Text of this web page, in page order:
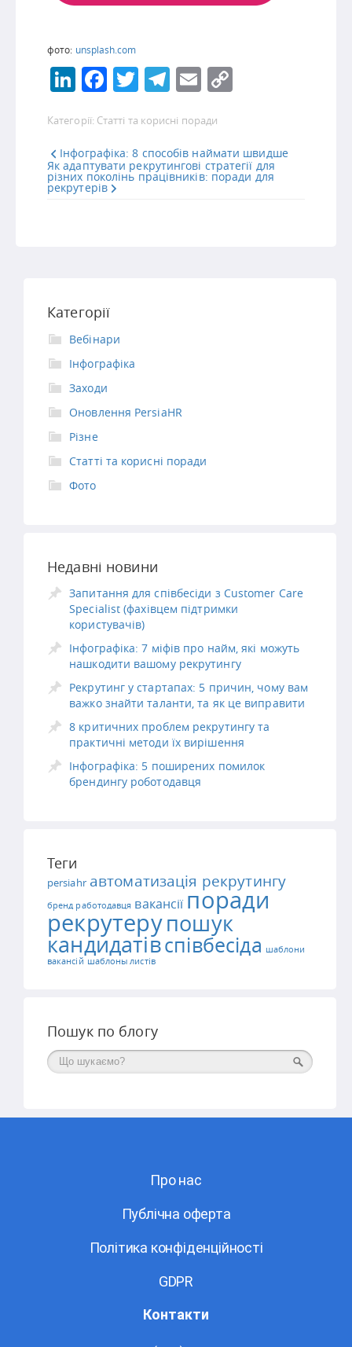
фото: unsplash.com
LinkedIn
Facebook
Twitter
Telegram
Email
Категорії: Статті та корисні поради
Інфографіка: 8 способів наймати швидше
Як адаптувати рекрутингові стратегії для
різних поколінь працівників: поради для
рекрутерів
Категорії
Вебінари
Інфографіка
Заходи
Оновлення PersiaHR
Різне
Статті та корисні поради
Фото
Недавні новини
Запитання для співбесіди з Customer Care
Specialist (фахівцем підтримки
користувачів)
Інфографіка: 7 міфів про найм, які можуть
нашкодити вашому рекрутингу
Рекрутинг у стартапах: 5 причин, чому вам
важко знайти таланти, та як це виправити
8 критичних проблем рекрутингу та
практичні методи їх вирішення
Інфографіка: 5 поширених помилок
брендингу роботодавця
Теги
persiahr автоматизація рекрутингу
бренд работодавця вакансії поради
рекрутерупошук
кандидатівспівбесіда шаблони
вакансій шаблоны листів
Пошук по блогу
Поиск
Про нас
Публічна оферта
Політика конфіденційності
GDPR
Контакти